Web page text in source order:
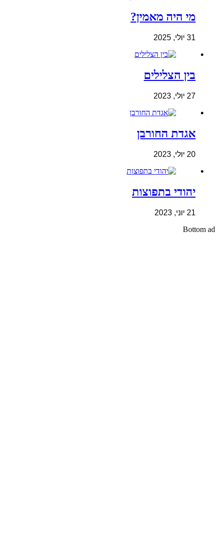
מי היה מאמין?
31 יולי, 2025
בין הצלילים
27 יולי, 2023
אגדת החורבן
20 יולי, 2023
יהודי בתפוצות
21 יוני, 2023
Bottom ad